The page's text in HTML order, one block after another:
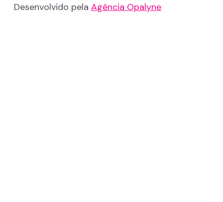
Desenvolvido pela Agência Opalyne